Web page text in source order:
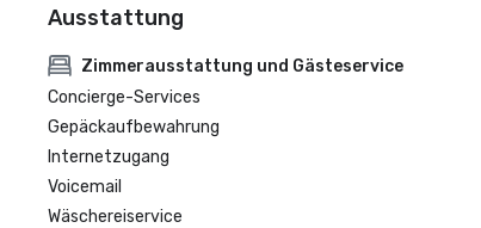
Ausstattung
Zimmerausstattung und Gästeservice
Concierge-Services
Gepäckaufbewahrung
Internetzugang
Voicemail
Wäschereiservice